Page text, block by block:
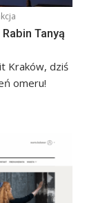
Tanyą
Kraków, dziś
omeru!